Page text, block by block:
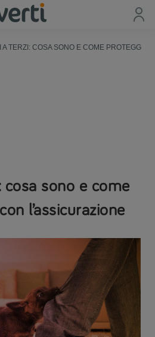
A TERZI: COSA SONO E COME
cosa sono e come
l’assicurazione